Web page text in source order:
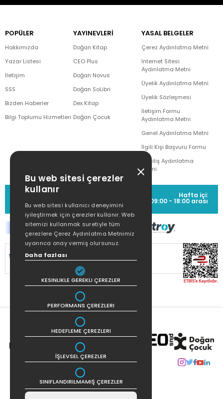
POPÜLER
Hakkımızda
Yazar Listesi
İletişim
SSS
Bizden Haberler
Bilgi Toplumu Hizmetleri
YAYINEVLERİ
Doğan Kitap
CEO Plus
Doğan Novus
Doğan SoLibri
Dex Kitap
Doğan Çocuk
YASAL BELGELER
Çerez Aydınlatma Metni
İnternet Sitesi
Aydınlatma Metni
Üyelik Aydınlatma Metni
Üyelik Sözleşmesi
İletişim Formu
Aydınlatma Metni
Genel Aydınlatma Metni
İlgili Kişi Başvuru Formu
Çekiliş Aydınlatma
Metni
MÜŞTERİ HİZMETLERİ
(0212) 373 77 00
Hafta içi:
09:00 - 18:00 arası
SİTEMİZ
KORUNMAKTADIR.
Bu web sitesi çerezler
kullanır
Bu web sitesi kullanıcı deneyimini
iyileştirmek için çerezler kullanır. Web
sitemizi kullanmak suretiyle tüm
çerezlere Çerez Aydınlatma Metnimiz
uyarınca onay vermiş olursunuz.
Daha fazlası
KESINLIKLE GEREKLI ÇEREZLER
PERFORMANS ÇEREZLERI
HEDEFLEME ÇEREZLERI
İŞLEVSEL ÇEREZLER
SINIFLANDIRILMAMIŞ ÇEREZLER